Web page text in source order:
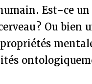
Est-ce
? Ou bien